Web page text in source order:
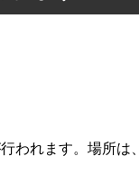
われます。場所は、